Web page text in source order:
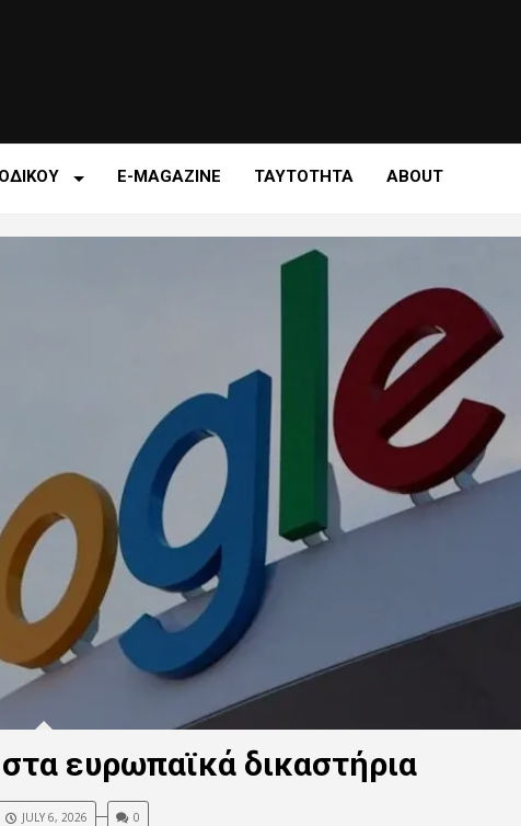
E-MAGAZINE ΤΑΥΤΟΤΗΤΑ ABOUT
ευρωπαϊκά δικαστήρια
JULY 6, 2026 0